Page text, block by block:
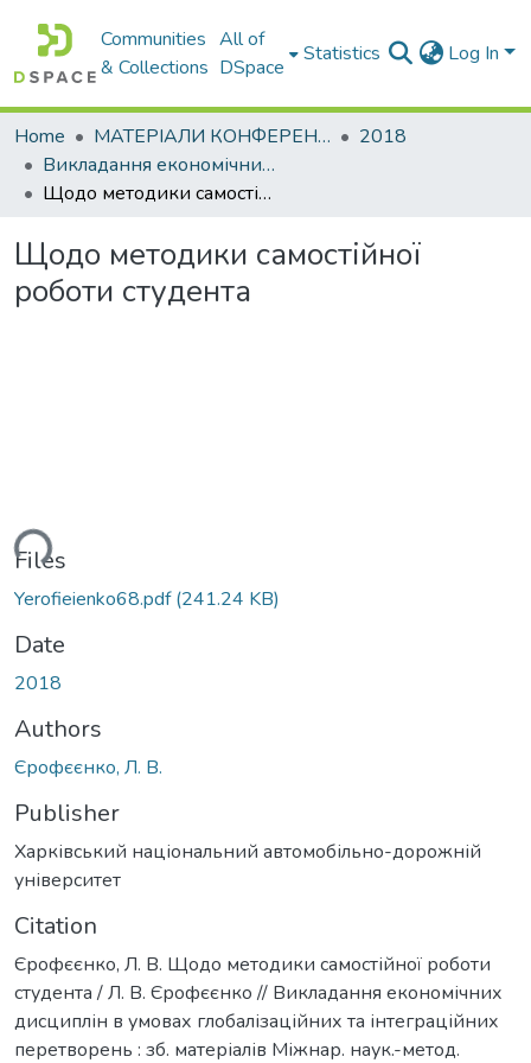
Communities
& Collections
All of
DSpace
Statistics Log In
Home МАТЕРІАЛИ КОНФЕРЕНЦІЙ
2018
Викладання економічних дисциплін в умовах глобалізаційних та інтеграційних перетворень
Щодо методики самостійної роботи студента
Щодо методики самостійної
роботи студента
Files
Yerofieienko68.pdf(241.24 KB)
Date
2018
Authors
Єрофєєнко, Л. В.
Publisher
Харківський національний автомобільно-дорожній
університет
Citation
Єрофєєнко, Л. В. Щодо методики самостійної роботи
студента / Л. В. Єрофєєнко // Викладання економічних
дисциплін в умовах глобалізаційних та інтеграційних
перетворень : зб. матеріалів Міжнар. наук.-метод.